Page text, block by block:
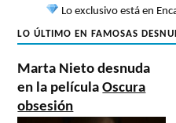
Lo exclusivo está en
LO ÚLTIMO EN FAMOSAS
Marta Nieto desnuda
en la películaOscura
obsesión